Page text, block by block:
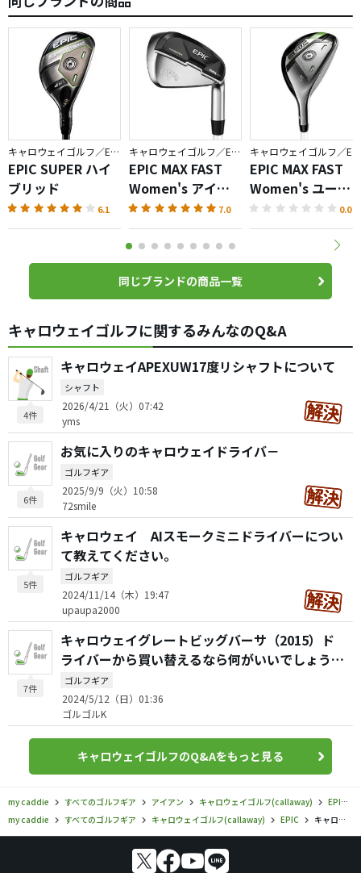
キャロウェイゴルフ／EPIC
EPIC SUPER ハイ
ブリッド
6.1
キャロウェイゴルフ／EPIC
EPIC MAX FAST
Women's アイア
ン
7.0
EPIC MAX FAST
Women's ユーテ
ィリティ
0.0
同じブランドの商品一覧
キャロウェイゴルフに関するみんなのQ&A
4件
キャロウェイAPEXUW17度リシャフトについて
シャフト
2026/4/21（火）07:42
yms
6件
お気に入りのキャロウェイドライバ－
ゴルフギア
2025/9/9（火）10:58
72smile
5件
キャロウェイ AIスモークミニドライバーについ
て教えてください。
ゴルフギア
2024/11/14（木）19:47
upaupa2000
7件
キャロウェイグレートビッグバーサ（2015）ド
ライバーから買い替えるなら何がいいでしょう
か？
ゴルフギア
2024/5/12（日）01:36
ゴルゴルK
キャロウェイゴルフのQ&Aをもっと見る
my caddie すべてのゴルフギア アイアン キャロウェイゴルフ(callaway)
EPIC
my caddie
すべてのゴルフギア キャロウェイゴルフ(callaway) EPIC キャロウェイゴルフ／EPIC／EPIC MAX FAST アイアンの口コミ評価